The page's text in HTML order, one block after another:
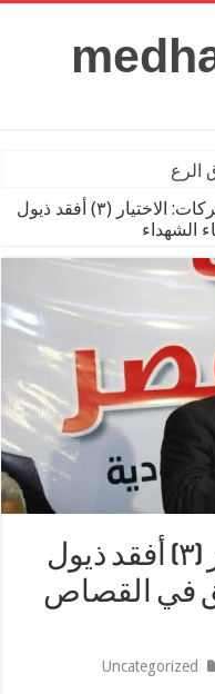
الا
مدحت بركات: الاختيار (٣) أفقد ذيول
الشهداء
مدحت بركات: الاختيار (٣) أفقد ذيول
في القصاص
Uncategorized